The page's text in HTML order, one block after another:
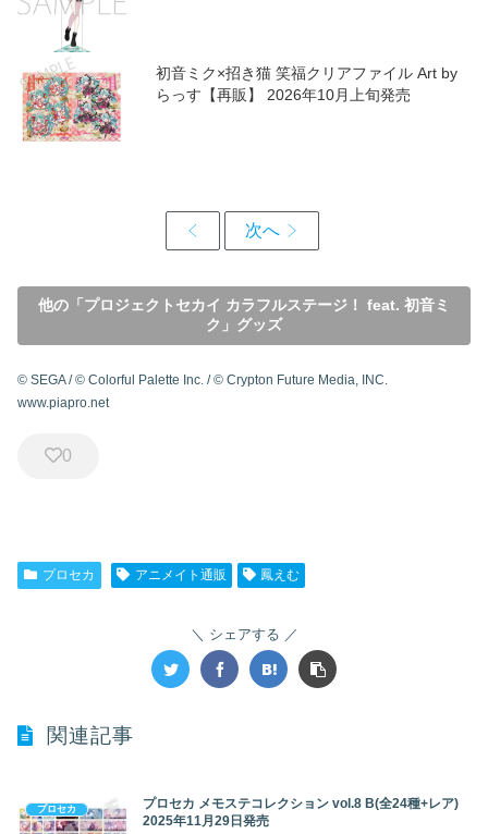
初音ミク×招き猫 笑福クリアファイル Art by
らっす【再販】 2026年10月上旬発売
他の「プロジェクトセカイ カラフルステージ！ feat. 初音ミ
ク」グッズ
© SEGA / © Colorful Palette Inc. / © Crypton Future Media, INC.
www.piapro.net
0
プロセカ アニメイト通販 鳳えむ
シェアする
関連記事
プロセカ
プロセカ メモステコレクション vol.8 B(全24種+レア)
2025年11月29日発売